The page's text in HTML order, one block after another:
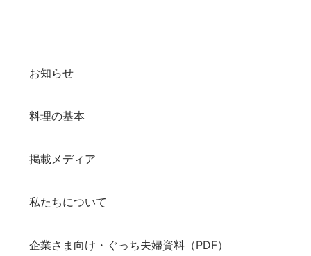
お知らせ
料理の基本
掲載メディア
私たちについて
企業さま向け・ぐっち夫婦資料（PDF）